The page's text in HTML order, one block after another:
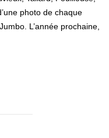
photo de chaque
L’année prochaine,